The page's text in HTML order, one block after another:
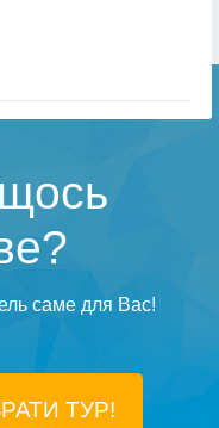
саме для Вас!
ТУР!